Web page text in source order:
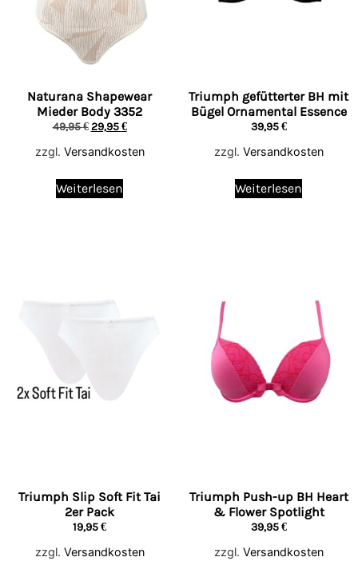
Naturana Shapewear
Mieder Body 3352
49,95€ 29,95€
zzgl. Versandkosten
Weiterlesen
Triumph gefütterter BH mit
Bügel Ornamental Essence
39,95€
zzgl. Versandkosten
Weiterlesen
Triumph Slip Soft Fit Tai
2er Pack
19,95€
zzgl. Versandkosten
Triumph Push-up BH Heart
& Flower Spotlight
39,95€
zzgl. Versandkosten